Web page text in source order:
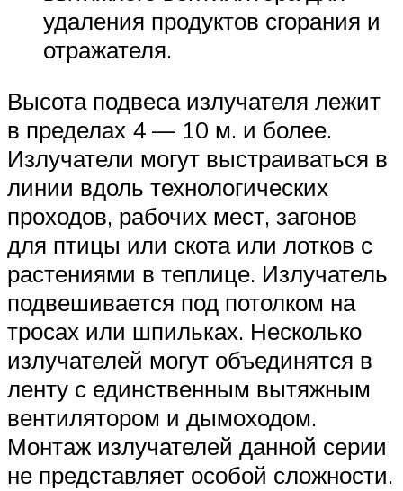
удаления продуктов сгорания и
отражателя.
Высота подвеса излучателя лежит
в пределах 4 — 10 м. и более.
Излучатели могут выстраиваться в
линии вдоль технологических
проходов, рабочих мест, загонов
для птицы или скота или лотков с
растениями в теплице. Излучатель
подвешивается под потолком на
тросах или шпильках. Несколько
излучателей могут объединятся в
ленту с единственным вытяжным
вентилятором и дымоходом.
Монтаж излучателей данной серии
не представляет особой сложности.